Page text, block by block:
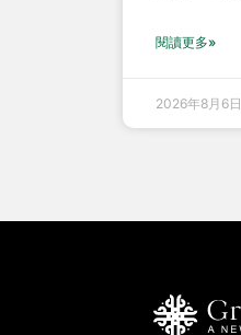
閱讀更多»
2026年8月6日